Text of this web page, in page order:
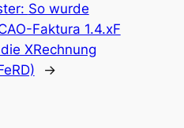
So wurde
Faktura 1.4.xF
XRechnung
→